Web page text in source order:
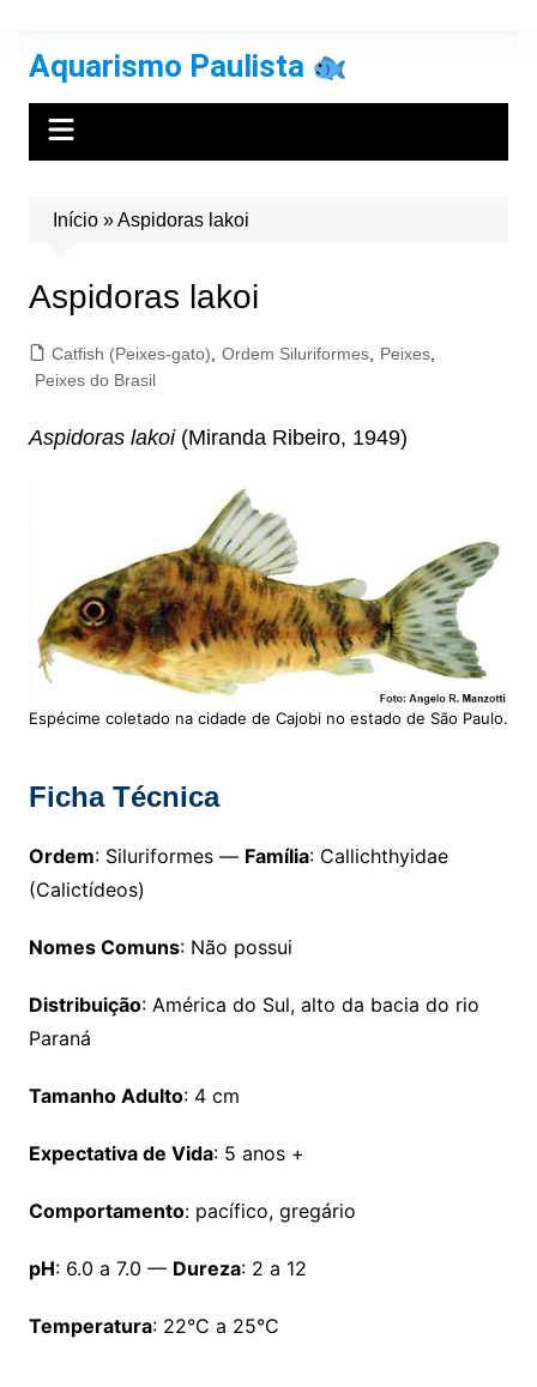
conteúdo
Aquarismo Paulista
Início»Aspidoras lakoi
Aspidoras lakoi
Catfish (Peixes-gato) Ordem Siluriformes, Peixes,
Peixes do Brasil
Aspidoras lakoi(Miranda Ribeiro, 1949)
Espécime coletado na cidade de Cajobi no estado de São Paulo.
Ficha Técnica
Ordem: Siluriformes — Família: Callichthyidae
(Calictídeos)
Nomes Comuns: Não possui
Distribuição: América do Sul, alto da bacia do rio
Paraná
Tamanho Adulto: 4 cm
Expectativa de Vida: 5 anos +
Comportamento: pacífico, gregário
pH: 6.0 a 7.0 — Dureza: 2 a 12
Temperatura: 22°C a 25°C